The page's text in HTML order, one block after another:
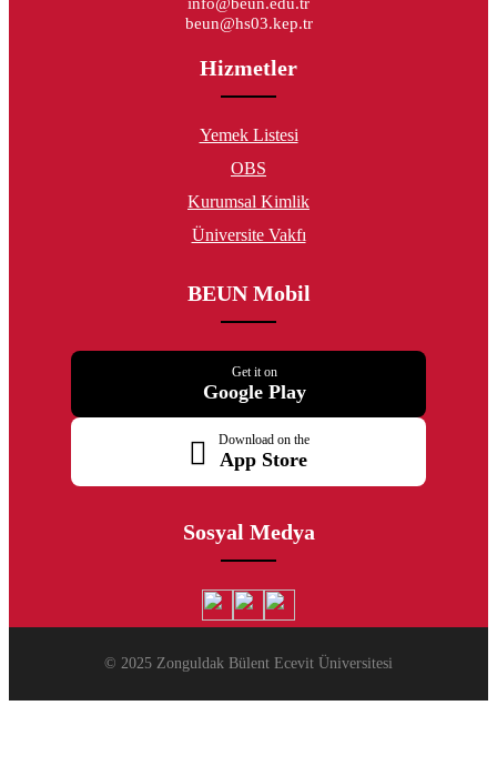
beun@hs03.kep.tr
Hizmetler
Yemek Listesi
OBS
Kurumsal Kimlik
Üniversite Vakfı
BEUN Mobil
Get it on
Google Play
Download on the
App Store
Sosyal Medya
© 2025 Zonguldak Bülent Ecevit Üniversitesi